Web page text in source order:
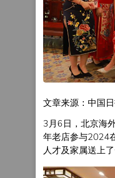
文章来源：中国
3月6日，北京海
年老店参与2024
人才及家属送上